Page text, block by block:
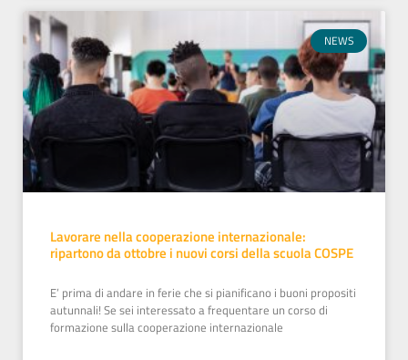
NEWS
Lavorare nella cooperazione internazionale:
ripartono da ottobre i nuovi corsi della scuola COSPE
E’ prima di andare in ferie che si pianificano i buoni propositi
autunnali! Se sei interessato a frequentare un corso di
formazione sulla cooperazione internazionale